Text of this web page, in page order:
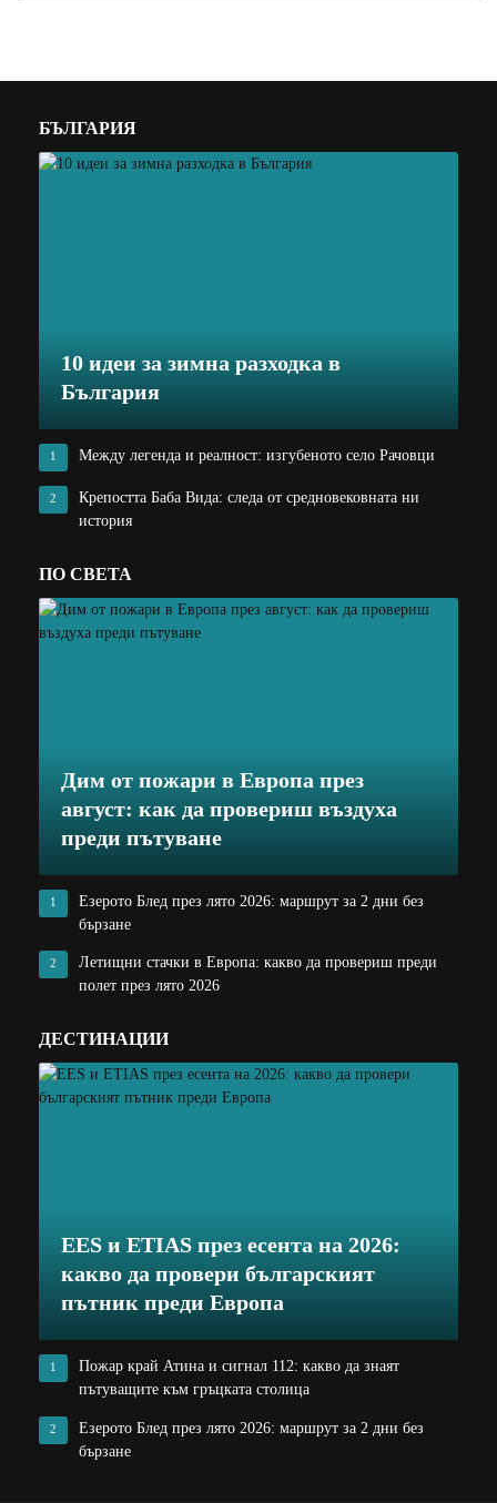
БЪЛГАРИЯ
10 идеи за зимна разходка в
България
1 Между легенда и реалност: изгубеното село Рачовци
2
Крепостта Баба Вида: следа от средновековната ни
история
ПО СВЕТА
Дим от пожари в Европа през
август: как да провериш въздуха
преди пътуване
1
Езерото Блед през лято 2026: маршрут за 2 дни без
бързане
2
Летищни стачки в Европа: какво да провериш преди
полет през лято 2026
ДЕСТИНАЦИИ
EES и ETIAS през есента на 2026:
какво да провери българският
пътник преди Европа
1
Пожар край Атина и сигнал 112: какво да знаят
пътуващите към гръцката столица
2
Езерото Блед през лято 2026: маршрут за 2 дни без
бързане